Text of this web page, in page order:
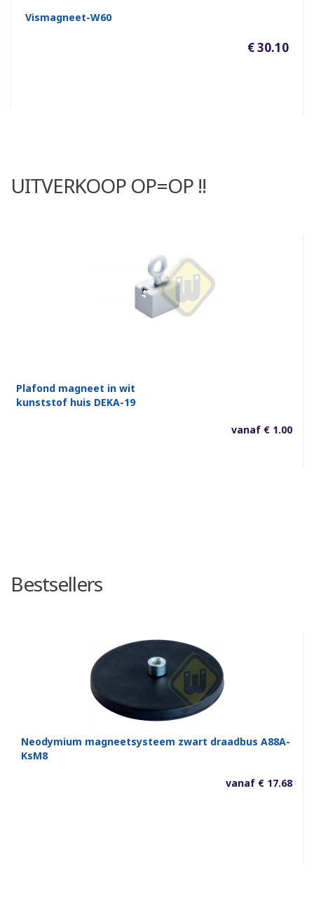
Vismagneet-W60
€ 30.10
UITVERKOOP OP=OP !!
Plafond magneet in wit
kunststof huis DEKA-19
vanaf € 1.00
Bestsellers
Neodymium magneetsysteem zwart draadbus A88A-
KsM8
vanaf € 17.68